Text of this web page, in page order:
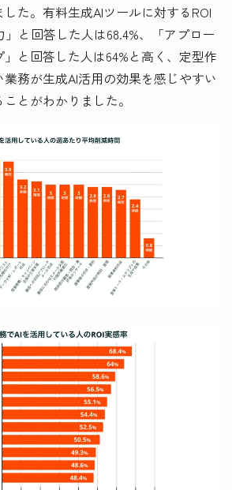
た。有料生成AIツールに対するROI
」と回答した人は68.4%、「アプロー
と回答した人は64%と高く、定型作
務が生成AI活用の効果を感じやすい
とがわかりました。